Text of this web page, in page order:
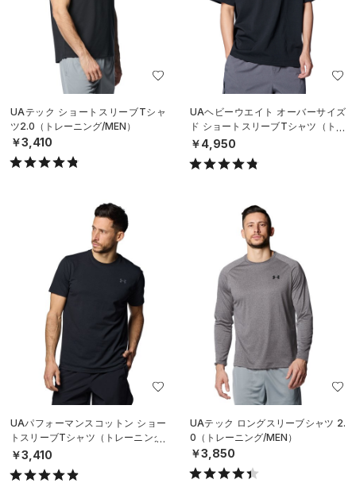
UAテック ショートスリーブTシャ
ツ2.0（トレーニング/MEN）
￥3,410
UAヘビーウエイト オーバーサイズ
ド ショートスリーブTシャツ（トレ
ーニング/MEN）
￥4,950
UAパフォーマンスコットン ショー
トスリーブTシャツ（トレーニング/
MEN）
￥3,410
UAテック ロングスリーブシャツ 2.
0（トレーニング/MEN）
￥3,850